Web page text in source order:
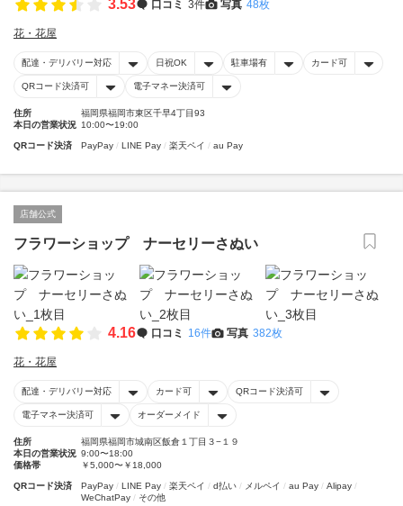
3.53 口コミ 3件 写真 48枚
花・花屋
配達・デリバリー対応 日祝OK 駐車場有 カード可
QRコード決済可 電子マネー決済可
住所
福岡県福岡市東区千早4丁目93
本日の営業状況 10:00〜19:00
QRコード決済 PayPay LINE Pay 楽天ペイ au Pay
店舗公式
フラワーショップ ナーセリーさぬい
4.16 口コミ 16件 写真 382枚
花・花屋
配達・デリバリー対応 カード可 QRコード決済可
電子マネー決済可 オーダーメイド
住所
福岡県福岡市城南区飯倉１丁目３−１９
本日の営業状況 9:00〜18:00
価格帯
￥5,000〜￥18,000
QRコード決済 PayPay LINE Pay 楽天ペイ d払い メルペイ au Pay
Alipay
WeChatPay
その他